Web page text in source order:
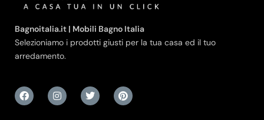
Bagnoitalia.it | Mobili Bagno Italia
Selezioniamo i prodotti giusti per la tua casa ed il tuo
arredamento.